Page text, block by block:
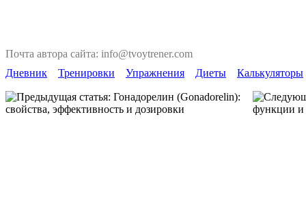
Почта автора сайта: info@tvoytrener.com
Дневник
Тренировки Упражнения Диеты Калькуляторы